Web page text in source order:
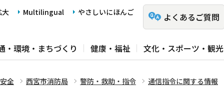
大 Multilingual やさしいにほんご よくあるご質問
・環境・まちづくり 健康・福祉 文化・スポーツ・観光
全 西宮市消防局 警防・救助・指令 通信指令に関する情報